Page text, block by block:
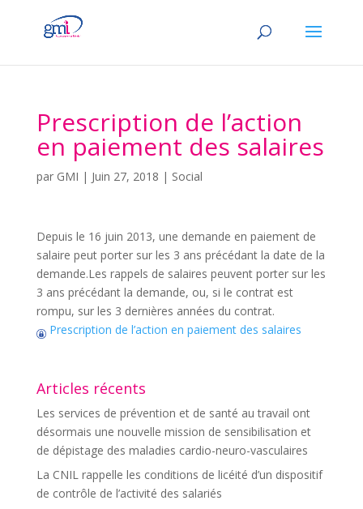
Prescription de l’action
en paiement des salaires
par GMI | Juin 27, 2018 | Social
Depuis le 16 juin 2013, une demande en paiement de
salaire peut porter sur les 3 ans précédant la date de la
demande.Les rappels de salaires peuvent porter sur les
3 ans précédant la demande, ou, si le contrat est
rompu, sur les 3 dernières années du contrat.
Prescription de l’action en paiement des salaires
Articles récents
Les services de prévention et de santé au travail ont
désormais une nouvelle mission de sensibilisation et
de dépistage des maladies cardio-neuro-vasculaires
La CNIL rappelle les conditions de licéité d’un dispositif
de contrôle de l’activité des salariés